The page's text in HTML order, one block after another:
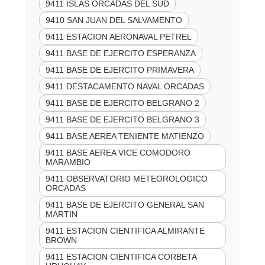
9411 ISLAS ORCADAS DEL SUD
9410 SAN JUAN DEL SALVAMENTO
9411 ESTACION AERONAVAL PETREL
9411 BASE DE EJERCITO ESPERANZA
9411 BASE DE EJERCITO PRIMAVERA
9411 DESTACAMENTO NAVAL ORCADAS
9411 BASE DE EJERCITO BELGRANO 2
9411 BASE DE EJERCITO BELGRANO 3
9411 BASE AEREA TENIENTE MATIENZO
9411 BASE AEREA VICE COMODORO
MARAMBIO
9411 OBSERVATORIO METEOROLOGICO
ORCADAS
9411 BASE DE EJERCITO GENERAL SAN
MARTIN
9411 ESTACION CIENTIFICA ALMIRANTE
BROWN
9411 ESTACION CIENTIFICA CORBETA